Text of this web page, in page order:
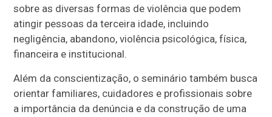
sobre as diversas formas de violência que podem
atingir pessoas da terceira idade, incluindo
negligência, abandono, violência psicológica, física,
financeira e institucional.
Além da conscientização, o seminário também busca
orientar familiares, cuidadores e profissionais sobre
a importância da denúncia e da construção de uma